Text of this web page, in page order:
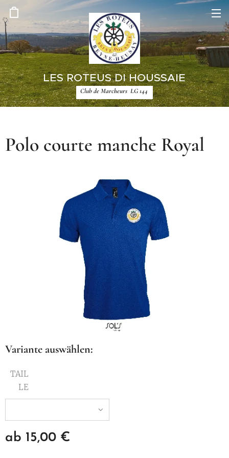
LES ROTEUS DI HOUSSAIE
Club de Marcheurs LG 144
Polo courte manche Royal
Variante auswählen:
TAIL
LE
ab 15,00 €